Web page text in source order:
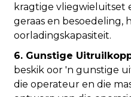
kragtige vliegwieluitset
geraas en besoedeling,
oorladingskapasiteit.
6. Gunstige
beskik oor 'n gunstige
die operateur en die